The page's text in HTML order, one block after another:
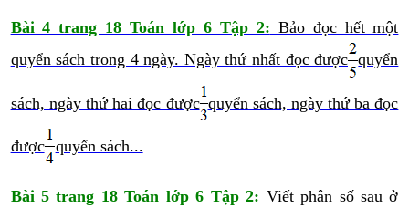
Bài 4 trang 18 Toán lớp 6 Tập 2: Bảo đọc hết một
quyển sách trong 4 ngày. Ngày thứ nhất đọc được quyển
sách, ngày thứ hai đọc được quyển sách, ngày thứ ba đọc
được quyển sách...
Bài 5 trang 18 Toán lớp 6 Tập 2: Viết phân số sau ở